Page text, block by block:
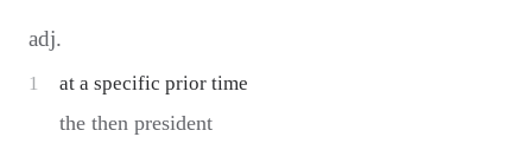
adj.
1 at a specific prior time
the then president